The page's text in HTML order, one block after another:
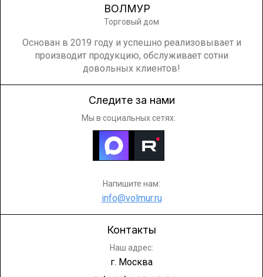
ВОЛМУР
Торговый дом
Основан в 2019 году и успешно реализовывает и
производит продукцию, обслуживает сотни
довольных клиентов!
Следите за нами
Мы в социальных сетях:
Напишите нам:
info@volmur.ru
Контакты
Наш адрес:
г. Москва